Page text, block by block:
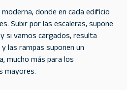
donde en cada edificio
Subir por las escaleras, supone
si vamos cargados, resulta
las rampas suponen un
mucho más para los
mayores.